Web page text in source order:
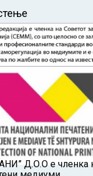
Д.О.О е членка на